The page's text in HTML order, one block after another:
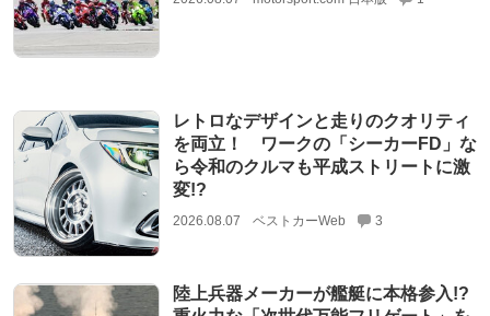
レトロなデザインと走りのクオリティ
を両立！ ワークの「シーカーFD」な
ら令和のクルマも平成ストリートに激
変!?
2026.08.07 ベストカーWeb 3
陸上兵器メーカーが艦艇に本格参入!?